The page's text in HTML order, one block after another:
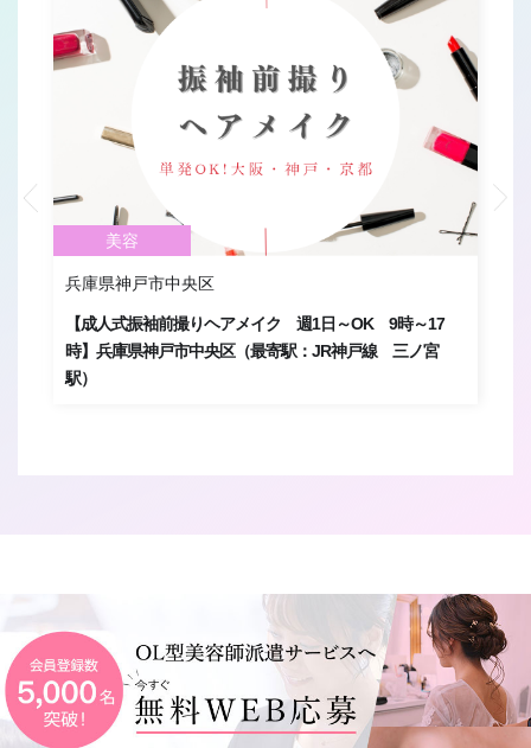
美容
兵庫県神戸市中央区
【成人式振袖前撮りヘアメイク 週1日～OK 9時～17
時】兵庫県神戸市中央区（最寄駅：JR神戸線 三ノ宮
駅）